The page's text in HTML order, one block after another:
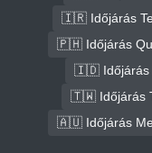
🇮🇷 Időjárás
🇵🇭 Időjárás
🇮🇩 Időjárás
🇹🇼 Időjárás
🇦🇺 Időjárás